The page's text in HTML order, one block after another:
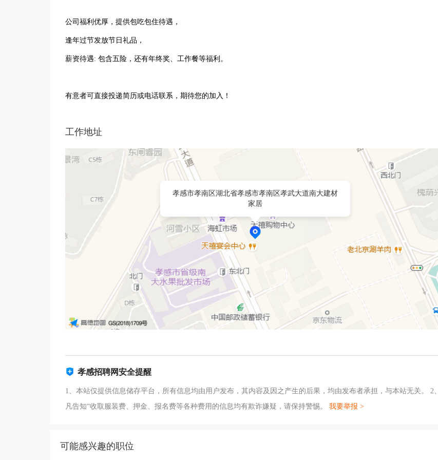
公司福利优厚，提供包吃包住待遇，
逢年过节发放节日礼品，
薪资待遇: 包含五险，还有年终奖、工作餐等福利。
有意者可直接投递简历或电话联系，期待您的加入！
工作地址
孝感市孝南区湖北省孝感市孝南区孝武大道南大建材
家居
孝感招聘网安全提醒
1、本站仅提供信息储存平台，所有信息均由用户发布，其内容及因之产生的后果，均由发布者承担，与本站无关。 2、
凡告知“收取服装费、押金、报名费等各种费用的信息均有欺诈嫌疑，请保持警惕。 我要举报 >
可能感兴趣的职位